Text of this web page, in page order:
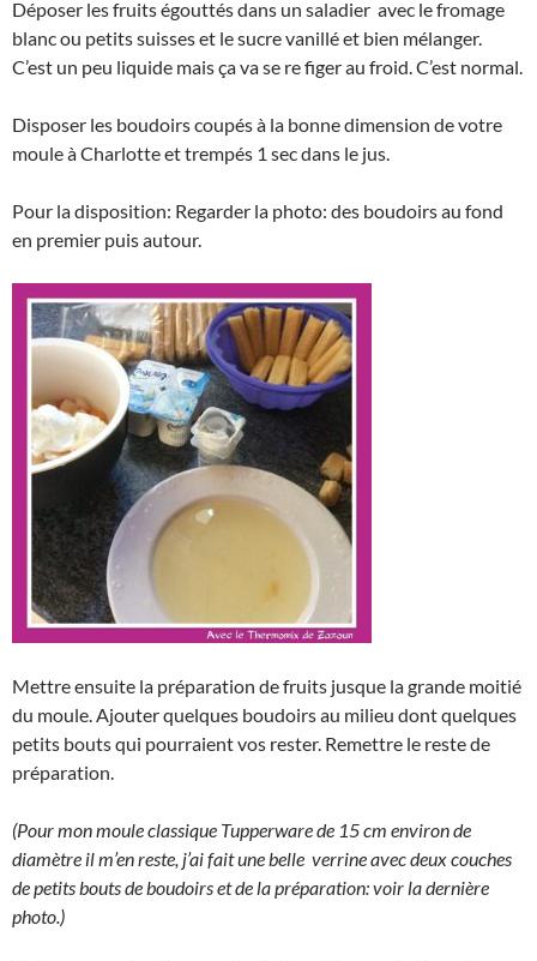
Déposer les fruits égouttés dans un saladier avec le fromage
blanc ou petits suisses et le sucre vanillé et bien mélanger.
C’est un peu liquide mais ça va se re figer au froid. C’est normal.
Disposer les boudoirs coupés à la bonne dimension de votre
moule à Charlotte et trempés 1 sec dans le jus.
Pour la disposition: Regarder la photo: des boudoirs au fond
en premier puis autour.
Mettre ensuite la préparation de fruits jusque la grande moitié
du moule. Ajouter quelques boudoirs au milieu dont quelques
petits bouts qui pourraient vos rester. Remettre le reste de
préparation.
(Pour mon moule classique Tupperware de 15 cm environ de
diamètre il m’en reste, j’ai fait une belle verrine avec deux couches
de petits bouts de boudoirs et de la préparation: voir la dernière
photo.)